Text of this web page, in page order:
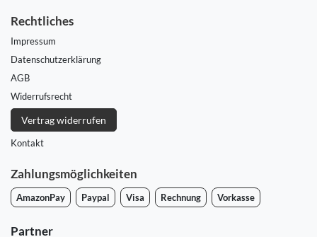
Rechtliches
Impressum
Daten­schutz­erklärung
AGB
Widerrufs­recht
Vertrag widerrufen
Kontakt
Zahlungsmöglichkeiten
AmazonPay Paypal Visa Rechnung Vorkasse
Partner